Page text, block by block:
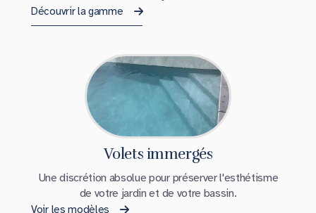
Découvrir la gamme
Volets immergés
Une discrétion absolue pour préserver l'esthétisme
de votre jardin et de votre bassin.
Voir les modèles